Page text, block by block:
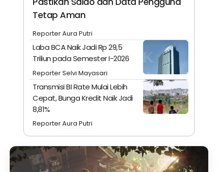
Tetap Aman
Reporter Aura Putri
Laba BCA Naik Jadi Rp 29,5
Triliun pada Semester I-2026
Reporter Selvi Mayasari
Transmisi BI Rate Mulai Lebih
Cepat, Bunga Kredit Naik Jadi
8,81%
Reporter Aura Putri